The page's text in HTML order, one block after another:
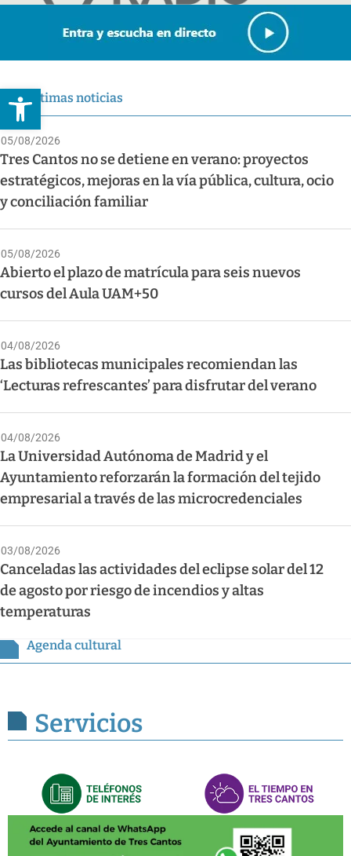
Abrir barra de herramientas
Últimas noticias
05/08/2026
Tres Cantos no se detiene en verano: proyectos
estratégicos, mejoras en la vía pública, cultura, ocio
y conciliación familiar
05/08/2026
Abierto el plazo de matrícula para seis nuevos
cursos del Aula UAM+50
04/08/2026
Las bibliotecas municipales recomiendan las
‘Lecturas refrescantes’ para disfrutar del verano
04/08/2026
La Universidad Autónoma de Madrid y el
Ayuntamiento reforzarán la formación del tejido
empresarial a través de las microcredenciales
03/08/2026
Canceladas las actividades del eclipse solar del 12
de agosto por riesgo de incendios y altas
temperaturas
Agenda cultural
Servicios